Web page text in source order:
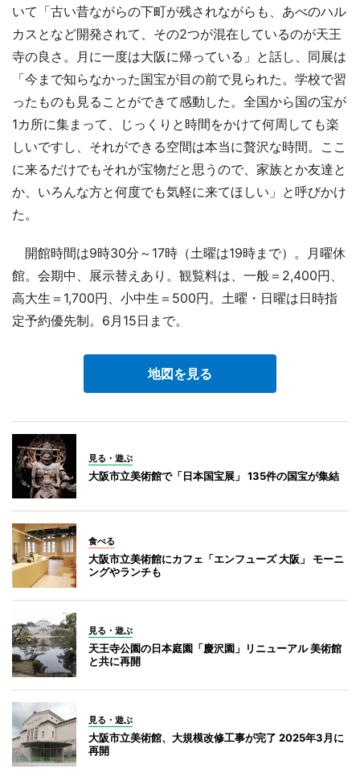
いて「古い昔ながらの下町が残されながらも、あべのハル
カスとなど開発されて、その2つが混在しているのが天王
寺の良さ。月に一度は大阪に帰っている」と話し、同展は
「今まで知らなかった国宝が目の前で見られた。学校で習
ったものも見ることができて感動した。全国から国の宝が
1カ所に集まって、じっくりと時間をかけて何周しても楽
しいですし、それができる空間は本当に贅沢な時間。ここ
に来るだけでもそれが宝物だと思うので、家族とか友達と
か、いろんな方と何度でも気軽に来てほしい」と呼びかけ
た。
開館時間は9時30分～17時（土曜は19時まで）。月曜休
館。会期中、展示替えあり。観覧料は、一般＝2,400円、
高大生＝1,700円、小中生＝500円。土曜・日曜は日時指
定予約優先制。6月15日まで。
地図を見る
見る・遊ぶ
大阪市立美術館で「日本国宝展」 135件の国宝が集結
食べる
大阪市立美術館にカフェ「エンフューズ 大阪」 モーニ
ングやランチも
見る・遊ぶ
天王寺公園の日本庭園「慶沢園」リニューアル 美術館
と共に再開
見る・遊ぶ
大阪市立美術館、大規模改修工事が完了 2025年3月に
再開